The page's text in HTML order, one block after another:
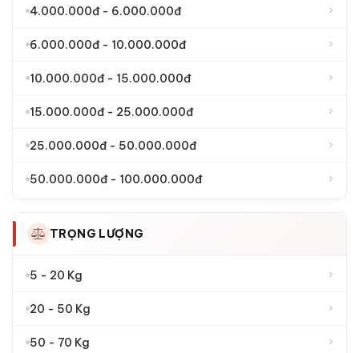
4.000.000đ - 6.000.000đ ›
6.000.000đ - 10.000.000đ ›
10.000.000đ - 15.000.000đ ›
15.000.000đ - 25.000.000đ ›
25.000.000đ - 50.000.000đ ›
50.000.000đ - 100.000.000đ ›
TRỌNG LƯỢNG
5 - 20 Kg ›
20 - 50 Kg ›
50 - 70 Kg ›